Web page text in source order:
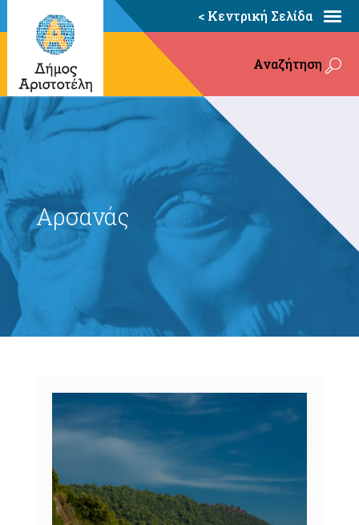
< Κεντρική Σελίδα
Αναζήτηση
Αρσανάς